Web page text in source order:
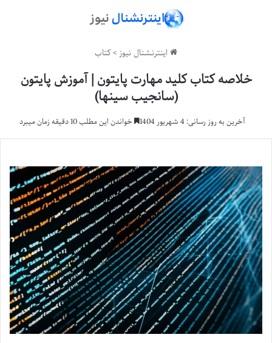
اینترنشنال نیوز>کتاب
خلاصه کتاب کلید مهارت پایتون | آموزش پایتون
(سانجیب سینها)
آخرین به روز رسانی: 4 شهریور 1404 خواندن این مطلب 10 دقیقه زمان میبرد